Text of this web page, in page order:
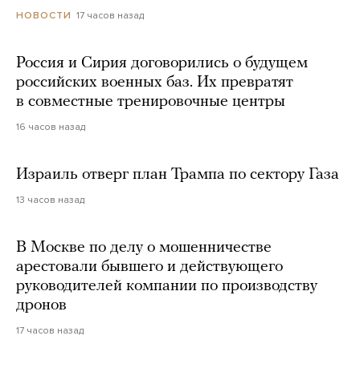
НОВОСТИ 17 часов назад
Россия и Сирия договорились о будущем
российских военных баз. Их превратят
в совместные тренировочные центры
16 часов назад
Израиль отверг план Трампа по сектору Газа
13 часов назад
В Москве по делу о мошенничестве
арестовали бывшего и действующего
руководителей компании по производству
дронов
17 часов назад